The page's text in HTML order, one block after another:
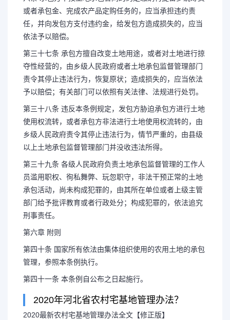
或者承包金、完成农产品定购任务的，应当承担违约责
任，并向发包方支付违约金，给发包方造成损失的，应当
依法予以赔偿。
第三十七条 承包方擅自改变土地用途，或者对土地进行掠
夺性经营的，由乡级人民政府或者土地承包监督管理部门
责令其停止违法行为，恢复原状；造成损失的，应当依法
予以赔偿；有关部门可以依照有关法律、法规进行处罚。
第三十八条 违反本条例规定，发包方胁迫承包方进行土地
使用权流转，或者承包方非法进行土地使用权流转的，由
乡级人民政府责令其停止违法行为，情节严重的，由县级
以上土地承包监督管理部门并没收违法所得。
第三十九条 各级人民政府负责土地承包监督管理的工作人
员滥用职权、徇私舞弊、玩忽职守，非法干预正常的土地
承包活动，尚未构成犯罪的，由其所在单位或者上级主管
部门给予批评教育或者行政处分；构成犯罪的，依法追究
刑事责任。
第六章 附则
第四十条 国家所有依法由集体组织使用的农用土地的承包
管理，参照本条例执行。
第四十一条 本条例自公布之日起施行。
2020年河北省农村宅基地管理办法？
2020最新农村宅基地管理办法全文【修正版】